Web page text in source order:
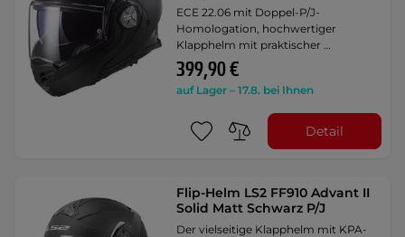
ECE 22.06 mit Doppel-P/J-
Homologation, hochwertiger
Klapphelm mit praktischer …
399,90 €
auf Lager – 17.8. bei Ihnen
Detail
Flip-Helm LS2 FF910 Advant II
Solid Matt Schwarz P/J
Der vielseitige Klapphelm mit KPA-